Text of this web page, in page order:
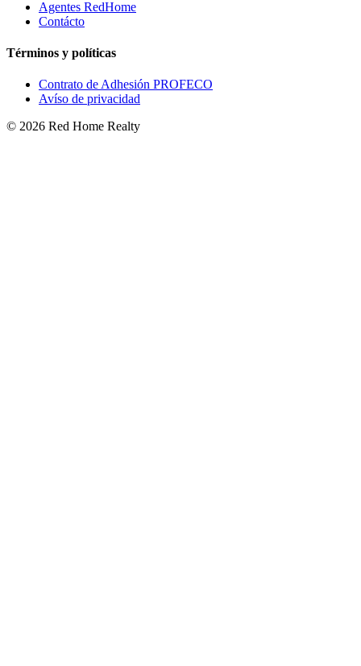
Agentes RedHome
Contácto
Términos y políticas
Contrato de Adhesión PROFECO
Avíso de privacidad
© 2026 Red Home Realty